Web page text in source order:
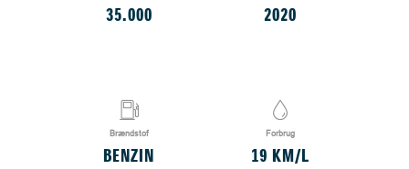
35.000 2020
Brændstof
BENZIN
Forbrug
19 KM/L